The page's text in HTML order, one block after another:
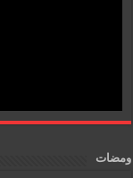
ومضات